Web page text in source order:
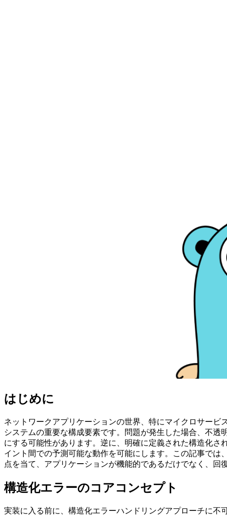
はじめに
ネットワークアプリケーションの世界、特にマイクロサー
システムの重要な構成要素です。問題が発生した場合、不
にする可能性があります。逆に、明確に定義された構造化
イント間での予測可能な動作を可能にします。この記事で
点を当て、アプリケーションが機能的であるだけでなく、回
構造化エラーのコアコンセプト
実装に入る前に、構造化エラーハンドリングアプローチに不